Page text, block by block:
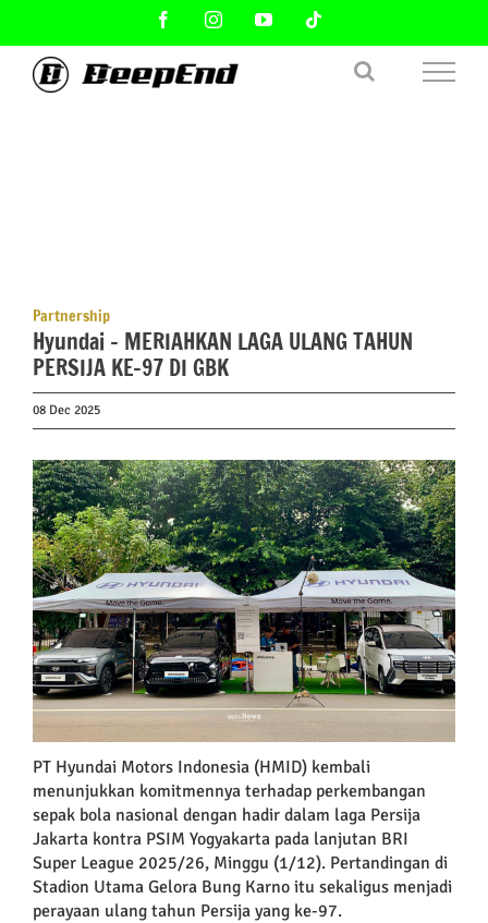
content
FacebookInstagramYouTube
Partnership
Hyundai – MERIAHKAN LAGA ULANG TAHUN
PERSIJA KE-97 DI GBK
08 Dec 2025
View
Larger
Image
PT Hyundai Motors Indonesia (HMID) kembali
menunjukkan komitmennya terhadap perkembangan
sepak bola nasional dengan hadir dalam laga Persija
Jakarta kontra PSIM Yogyakarta pada lanjutan BRI
Super League 2025/26, Minggu (1/12). Pertandingan di
Stadion Utama Gelora Bung Karno itu sekaligus menjadi
perayaan ulang tahun Persija yang ke-97.